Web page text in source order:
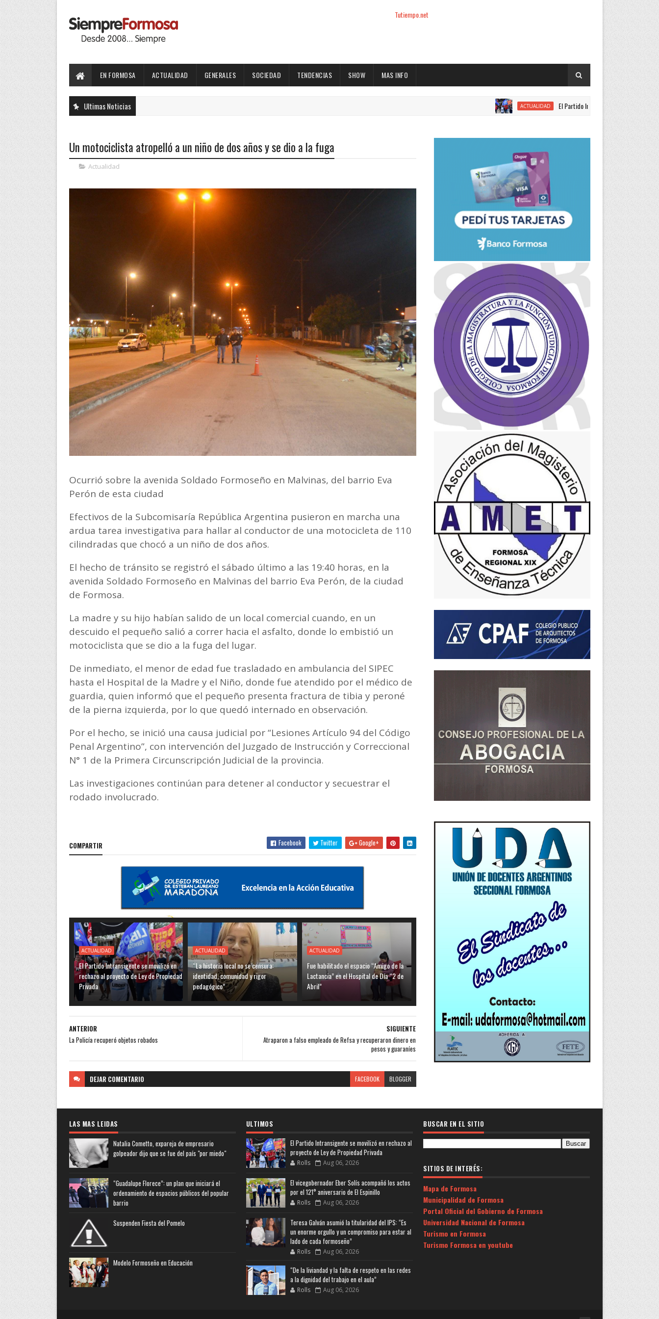
Tutiempo.net
EN FORMOSA ACTUALIDAD GENERALES SOCIEDAD TENDENCIAS SHOW MAS INFO
Ultimas Noticias ACTUALIDAD El Partido Intransigente se movilizó en rechazo
Un motociclista atropelló a un niño de dos años y se dio a la fuga
Actualidad
Ocurrió sobre la avenida Soldado Formoseño en Malvinas, del barrio Eva
Perón de esta ciudad
Efectivos de la Subcomisaría República Argentina pusieron en marcha una
ardua tarea investigativa para hallar al conductor de una motocicleta de 110
cilindradas que chocó a un niño de dos años.
El hecho de tránsito se registró el sábado último a las 19:40 horas, en la
avenida Soldado Formoseño en Malvinas del barrio Eva Perón, de la ciudad
de Formosa.
La madre y su hijo habían salido de un local comercial cuando, en un
descuido el pequeño salió a correr hacia el asfalto, donde lo embistió un
motociclista que se dio a la fuga del lugar.
De inmediato, el menor de edad fue trasladado en ambulancia del SIPEC
hasta el Hospital de la Madre y el Niño, donde fue atendido por el médico de
guardia, quien informó que el pequeño presenta fractura de tibia y peroné
de la pierna izquierda, por lo que quedó internado en observación.
Por el hecho, se inició una causa judicial por “Lesiones Artículo 94 del Código
Penal Argentino”, con intervención del Juzgado de Instrucción y Correccional
N° 1 de la Primera Circunscripción Judicial de la provincia.
Las investigaciones continúan para detener al conductor y secuestrar el
rodado involucrado.
COMPARTIR Facebook Twitter Google+
ACTUALIDAD
El Partido Intransigente se movilizó en
rechazo al proyecto de Ley de Propiedad
Privada
ACTUALIDAD
“La historia local no se censura:
identidad, comunidad y rigor
pedagógico”
ACTUALIDAD
Fue habilitado el espacio “Amigo de la
Lactancia” en el Hospital de Día “2 de
Abril”
SIGUIENTE
Atraparon a falso empleado de Refsa y recuperaron dinero en
pesos y guaraníes
ANTERIOR
La Policía recuperó objetos robados
DEJAR COMENTARIO FACEBOOK BLOGGER
LAS MAS LEIDAS
Natalia Cometto, expareja de empresario
golpeador dijo que se fue del país "por miedo"
“Guadalupe Florece”: un plan que iniciará el
ordenamiento de espacios públicos del popular
barrio
Suspenden Fiesta del Pomelo
Modelo Formoseño en Educación
ULTIMOS
El Partido Intransigente se movilizó en rechazo al
proyecto de Ley de Propiedad Privada
Rolls Aug 06, 2026
El vicegobernador Eber Solís acompañó los actos
por el 121° aniversario de El Espinillo
Rolls Aug 06, 2026
Teresa Galván asumió la titularidad del IPS: “Es
un enorme orgullo y un compromiso para estar al
lado de cada formoseño”
Rolls Aug 06, 2026
“De la liviandad y la falta de respeto en las redes
a la dignidad del trabajo en el aula”
Rolls Aug 06, 2026
BUSCAR EN EL SITIO
SITIOS DE INTERÉS:
Mapa de Formosa
Municipalidad de Formosa
Portal Oficial del Gobierno de Formosa
Universidad Nacional de Formosa
Turismo en Formosa
Turismo Formosa en youtube